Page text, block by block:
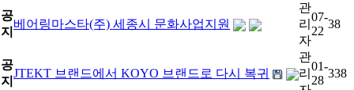
찾아오시는길
커뮤니티
공
지
베어링마스타(주) 세종시 문화사업지원
관
리
자
07-
22
38
공
지
JTEKT 브랜드에서 KOYO 브랜드로 다시 복귀
관
리
01-
28
338